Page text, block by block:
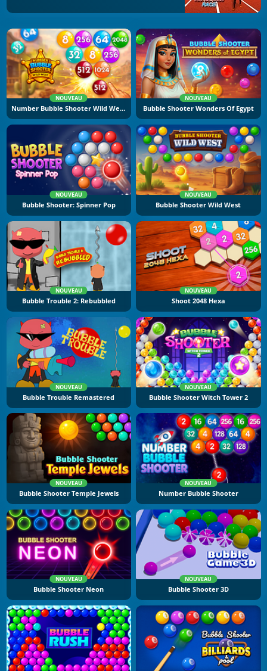
NOUVEAU
Number Bubble Shooter Wild West
NOUVEAU
Bubble Shooter Wonders Of Egypt
NOUVEAU
Bubble Shooter: Spinner Pop
NOUVEAU
Bubble Shooter Wild West
NOUVEAU
Bubble Trouble 2: Rebubbled
NOUVEAU
Shoot 2048 Hexa
NOUVEAU
Bubble Trouble Remastered
NOUVEAU
Bubble Shooter Witch Tower 2
NOUVEAU
Bubble Shooter Temple Jewels
NOUVEAU
Number Bubble Shooter
NOUVEAU
Bubble Shooter Neon
NOUVEAU
Bubble Shooter 3D